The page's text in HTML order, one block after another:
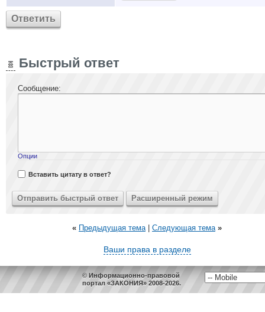
Ответить
Быстрый ответ
Сообщение:
Опции
Вставить цитату в ответ?
« Предыдущая тема| Следующая тема »
Ваши права в разделе
© Информационно-правовой
портал «ЗАКОНИЯ» 2008-2026.